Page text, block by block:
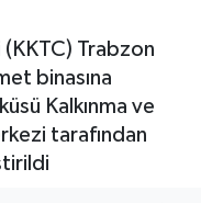
(KKTC) Trabzon
binasına
Kalkınma ve
tarafından